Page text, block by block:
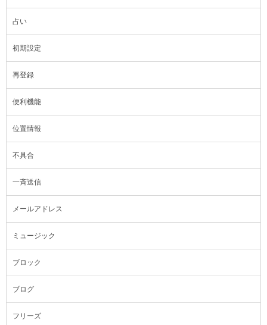
占い
初期設定
再登録
便利機能
位置情報
不具合
一斉送信
メールアドレス
ミュージック
ブロック
ブログ
フリーズ